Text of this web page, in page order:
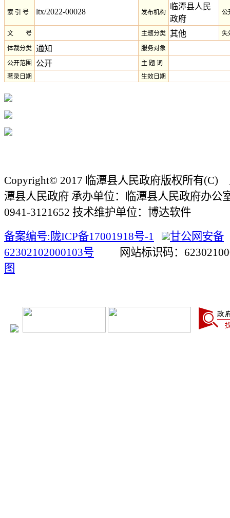
索 引 号 ltx/2022-00028 发布机构
临潭县人民
政府
公
文 号 主题分类 其他 失
体裁分类 通知 服务对象
公开范围 公开
主 题 词
著录日期
生效日期
Copyright© 2017 临潭县人民政府版权所有(C)
潭县人民政府 承办单位：临潭县人民政府办
0941-3121652 技术维护单位：博达软件
备案编号:陇ICP备17001918号-1
甘公网安备
62302102000103号 网站标识码：
图